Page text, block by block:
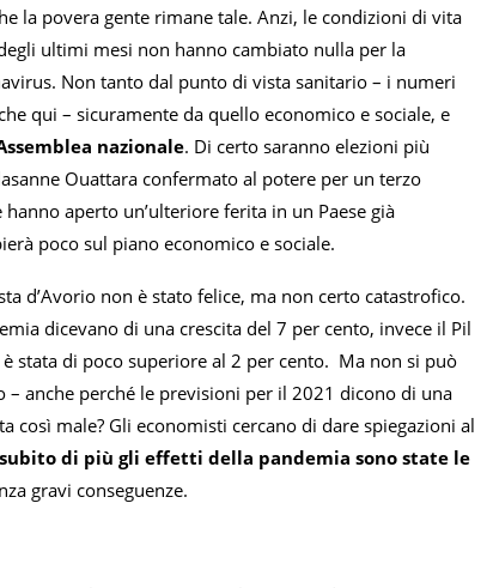
la povera gente rimane tale. Anzi, le condizioni di vita
ultimi mesi non hanno cambiato nulla per la
Non tanto dal punto di vista sanitario – i numeri
qui – sicuramente da quello economico e sociale, e
nazionale. Di certo saranno elezioni più
Ouattara confermato al potere per un terzo
aperto un’ulteriore ferita in un Paese già
poco sul piano economico e sociale.
d’Avorio non è stato felice, ma non certo catastrofico.
dicevano di una crescita del 7 per cento, invece il Pil
stata di poco superiore al 2 per cento. Ma non si può
– anche perché le previsioni per il 2021 dicono di una
così male? Gli economisti cercano di dare spiegazioni al
di più gli effetti della pandemia sono state le
gravi conseguenze.